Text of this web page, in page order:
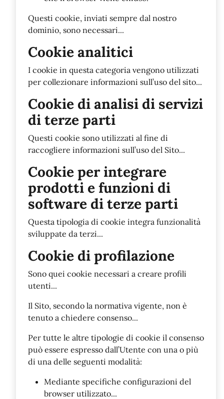
Questi cookie, inviati sempre dal nostro
dominio, sono necessari...
Cookie analitici
I cookie in questa categoria vengono utilizzati
per collezionare informazioni sull’uso del sito...
Cookie di analisi di servizi
di terze parti
Questi cookie sono utilizzati al fine di
raccogliere informazioni sull’uso del Sito...
Cookie per integrare
prodotti e funzioni di
software di terze parti
Questa tipologia di cookie integra funzionalità
sviluppate da terzi...
Cookie di profilazione
Sono quei cookie necessari a creare profili
utenti...
Il Sito, secondo la normativa vigente, non è
tenuto a chiedere consenso...
Per tutte le altre tipologie di cookie il consenso
può essere espresso dall’Utente con una o più
di una delle seguenti modalità:
Mediante specifiche configurazioni del
browser utilizzato...